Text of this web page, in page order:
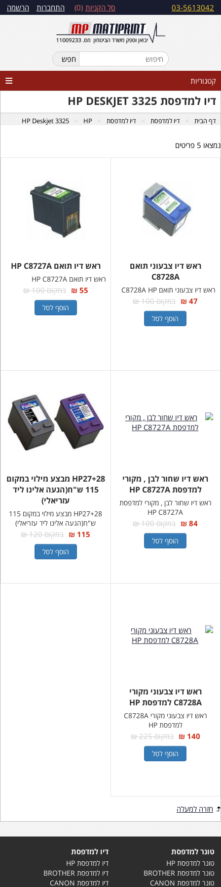
התחברות הרשמה סל הקניות 0 03-5613042
קטגוריות
דיו למדפסת HP DESKJET 3325
דף הבית דיו למדפסת דיו למדפסת HP
HP Deskjet 3325
נמצאו 5 פריטים
ראש דיו צבעוני תואם
C8728A
ראש דיו צבעוני תואם C8728A HP
47 ₪ במקום 100 ₪
הוסף לסל
ראש דיו תואם HP C8727A
ראש דיו תואם HP C8727A
55 ₪ במקום 100 ₪
הוסף לסל
ראש דיו שחור לבן , מקורי
למדפסת HP C8727A
ראש דיו שחור לבן , מקורי למדפסת
HP C8727A
84 ₪ במקום 100 ₪
הוסף לסל
HP27+28 מבצע מילוי במקום
115 ש"ח(הגעה אלינו ליד
עזריאלי)
HP27+28 מבצע מילוי במקום 115
ש"ח(הגעה אלינו ליד עזריאלי)
115 ₪ במקום 120 ₪
הוסף לסל
ראש דיו צבעוני מקורי
C8728A למדפסת HP
ראש דיו צבעוני מקורי C8728A
למדפסת HP
140 ₪ במקום 225 ₪
הוסף לסל
חזרה למעלה
טונר למדפסת
טונר למדפסת HP
טונר למדפסת BROTHER
טונר למדפסת CANON
דיו למדפסת
דיו למדפסת HP
דיו למדפסת BROTHER
דיו למדפסת CANON